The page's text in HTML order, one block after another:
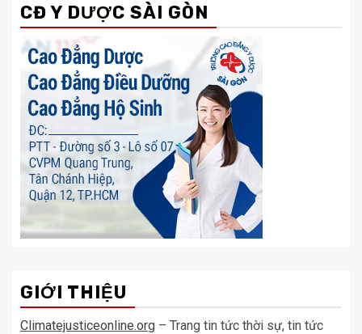
CĐ Y DƯỢC SÀI GÒN
GIỚI THIỆU
Climatejusticeonline.org – Trang tin tức thời sự, tin tức